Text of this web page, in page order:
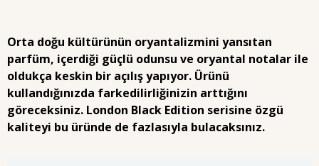
Orta doğu kültürünün oryantalizmini yansıtan
parfüm, içerdiği güçlü odunsu ve oryantal notalar ile
oldukça keskin bir açılış yapıyor. Ürünü
kullandığınızda farkedilirliğinizin arttığını
göreceksiniz. London Black Edition serisine özgü
kaliteyi bu üründe de fazlasıyla bulacaksınız.